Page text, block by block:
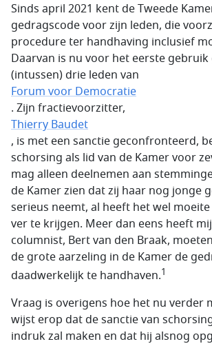
Sinds april 2021 kent de Tweede
gedragscode voor zijn leden, die
procedure ter handhaving inclusief
Daarvan is nu voor het eerste
(intussen) drie leden van
Forum voor Democratie
. Zijn fractievoorzitter,
Thierry Baudet
, is met een sanctie geconfronteerd,
schorsing als lid van de Kamer voor
mag alleen deelnemen aan
de Kamer zien dat zij haar nog jonge
serieus neemt, al heeft het wel
ver te krijgen. Meer dan eens heeft
columnist, Bert van den Braak,
de grote aarzeling in de Kamer de
daadwerkelijk te handhaven.1
Vraag is overigens hoe het nu verder
wijst erop dat de sanctie van
indruk zal maken en dat hij alsnog